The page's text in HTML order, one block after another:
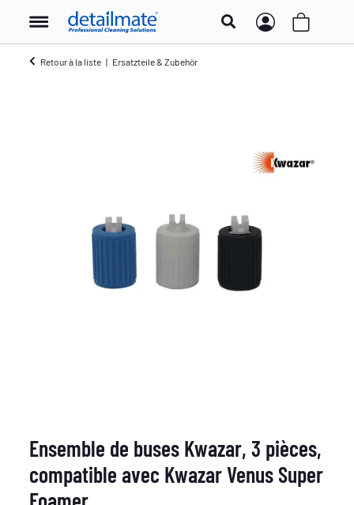
Retour à la liste Ersatzteile & Zubehör
Ensemble de buses Kwazar, 3 pièces,
compatible avec Kwazar Venus Super